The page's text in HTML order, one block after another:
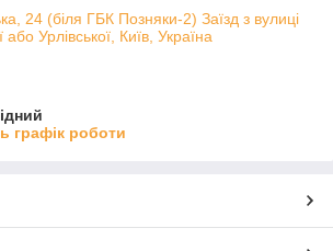
24 (біля ГБК Позняки-2) Заїзд з вулиці
або Урлівської, Київ, Україна
графік роботи